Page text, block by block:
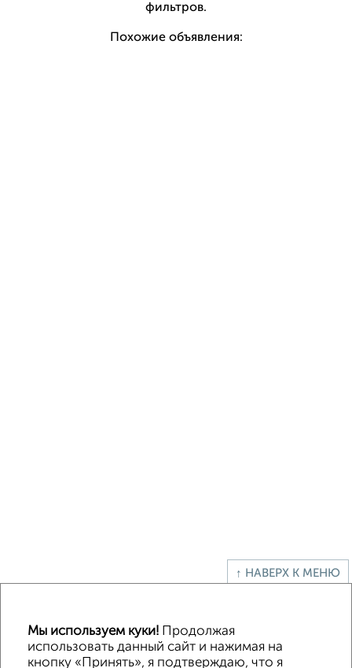
фильтров.
Похожие объявления:
↑ НАВЕРХ К МЕНЮ
Помещение свободного назначения
Складское помещение
Производственное помещение
Мы используем куки! Продолжая
использовать данный сайт и нажимая на
кнопку «Принять», я подтверждаю, что я